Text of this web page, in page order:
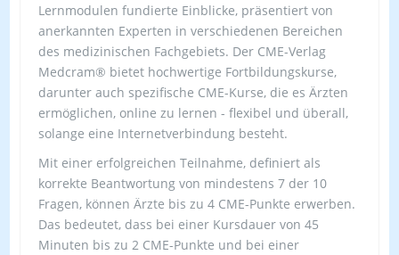
Lernmodulen fundierte Einblicke, präsentiert von
anerkannten Experten in verschiedenen Bereichen
des medizinischen Fachgebiets. Der CME-Verlag
Medcram® bietet hochwertige Fortbildungskurse,
darunter auch spezifische CME-Kurse, die es Ärzten
ermöglichen, online zu lernen - flexibel und überall,
solange eine Internetverbindung besteht.
Mit einer erfolgreichen Teilnahme, definiert als
korrekte Beantwortung von mindestens 7 der 10
Fragen, können Ärzte bis zu 4 CME-Punkte erwerben.
Das bedeutet, dass bei einer Kursdauer von 45
Minuten bis zu 2 CME-Punkte und bei einer